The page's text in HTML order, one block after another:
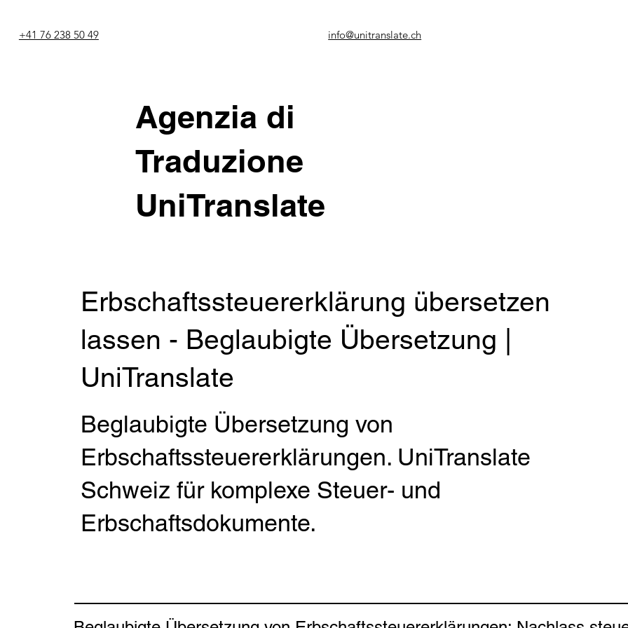
Agenzia di
Traduzione
UniTranslate
+41 76 238 50 49 info@unitranslate.ch
Erbschaftssteuererklärung übersetzen
lassen - Beglaubigte Übersetzung |
UniTranslate
Beglaubigte Übersetzung von
Erbschaftssteuererklärungen. UniTranslate
Schweiz für komplexe Steuer- und
Erbschaftsdokumente.